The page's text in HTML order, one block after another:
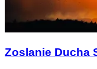
Zoslanie Ducha